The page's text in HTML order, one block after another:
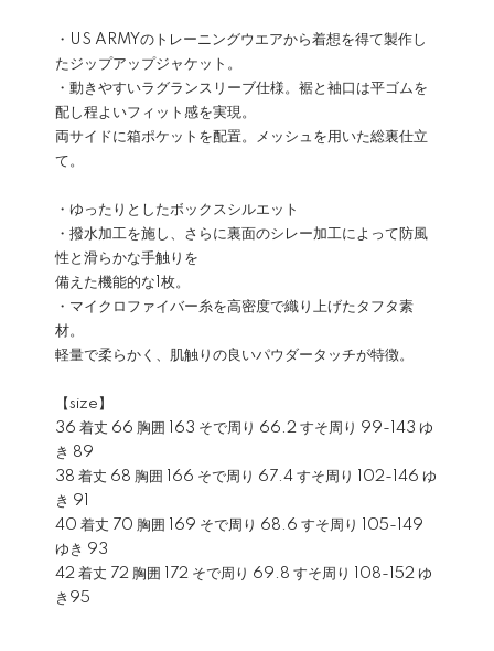
・US ARMYのトレーニングウエアから着想を得て製作し
たジップアップジャケット。
・動きやすいラグランスリーブ仕様。裾と袖口は平ゴムを
配し程よいフィット感を実現。
両サイドに箱ポケットを配置。メッシュを用いた総裏仕立
て。
・ゆったりとしたボックスシルエット
・撥水加工を施し、さらに裏面のシレー加工によって防風
性と滑らかな手触りを
備えた機能的な1枚。
・マイクロファイバー糸を高密度で織り上げたタフタ素
材。
軽量で柔らかく、肌触りの良いパウダータッチが特徴。
【size】
36 着丈 66 胸囲 163 そで周り 66.2 すそ周り 99-143 ゆ
き 89
38 着丈 68 胸囲 166 そで周り 67.4 すそ周り 102-146 ゆ
き 91
40 着丈 70 胸囲 169 そで周り 68.6 すそ周り 105-149
ゆき 93
42 着丈 72 胸囲 172 そで周り 69.8 すそ周り 108-152 ゆ
き95